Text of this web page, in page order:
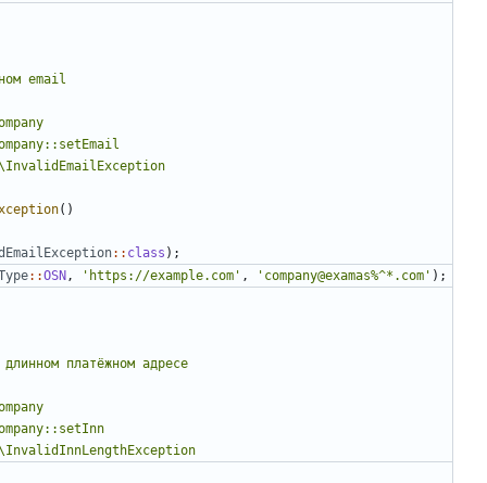
()
:: class );
::OSN , 'https://example.com' , 'company@examas%^*.com' );